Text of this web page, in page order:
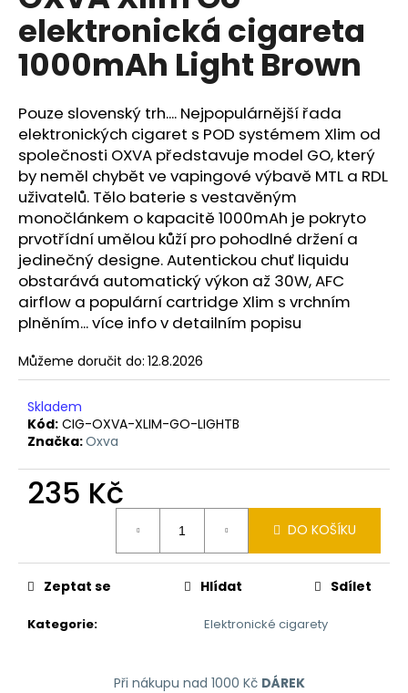
z
5
hvězdiček.
elektronická cigareta
1000mAh Light Brown
Pouze slovenský trh.... Nejpopulárnější řada
elektronických cigaret s POD systémem Xlim od
společnosti OXVA představuje model GO, který
by neměl chybět ve vapingové výbavě MTL a RDL
uživatelů. Tělo baterie s vestavěným
monočlánkem o kapacitě 1000mAh je pokryto
prvotřídní umělou kůží pro pohodlné držení a
jedinečný designe. Autentickou chuť liquidu
obstarává automatický výkon až 30W, AFC
airflow a populární cartridge Xlim s vrchním
plněním... více info v detailním popisu
Můžeme doručit do: 12.8.2026
Skladem
Kód: CIG-OXVA-XLIM-GO-LIGHTB
Značka:Oxva
235 Kč
DO KOŠÍKU
Kategorie: Elektronické cigarety
Zeptat se Hlídat Sdílet
Při nákupu nad 1000 Kč DÁREK
a
j
í
?
HLEDAT
D
o
p
o
r
č
u
e
m
LIO
NANO
PRO
CIGARETA